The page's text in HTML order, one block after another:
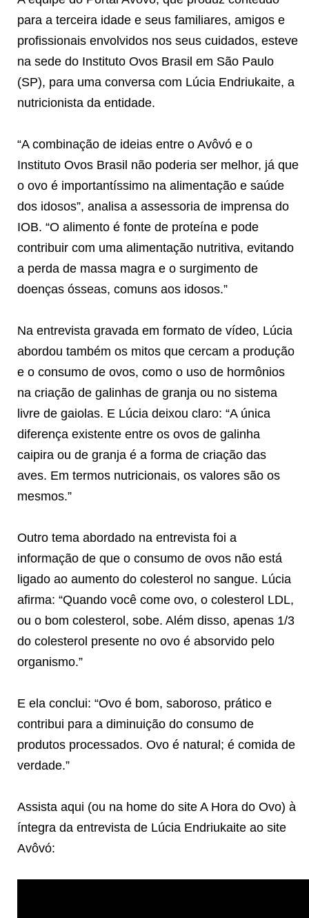
para a terceira idade e seus familiares, amigos e
profissionais envolvidos nos seus cuidados, esteve
na sede do Instituto Ovos Brasil em São Paulo
(SP), para uma conversa com Lúcia Endriukaite, a
nutricionista da entidade.
“A combinação de ideias entre o Avôvó e o
Instituto Ovos Brasil não poderia ser melhor, já que
o ovo é importantíssimo na alimentação e saúde
dos idosos”, analisa a assessoria de imprensa do
IOB. “O alimento é fonte de proteína e pode
contribuir com uma alimentação nutritiva, evitando
a perda de massa magra e o surgimento de
doenças ósseas, comuns aos idosos.”
Na entrevista gravada em formato de vídeo, Lúcia
abordou também os mitos que cercam a produção
e o consumo de ovos, como o uso de hormônios
na criação de galinhas de granja ou no sistema
livre de gaiolas. E Lúcia deixou claro: “A única
diferença existente entre os ovos de galinha
caipira ou de granja é a forma de criação das
aves. Em termos nutricionais, os valores são os
mesmos.”
Outro tema abordado na entrevista foi a
informação de que o consumo de ovos não está
ligado ao aumento do colesterol no sangue. Lúcia
afirma: “Quando você come ovo, o colesterol LDL,
ou o bom colesterol, sobe. Além disso, apenas 1/3
do colesterol presente no ovo é absorvido pelo
organismo.”
E ela conclui: “Ovo é bom, saboroso, prático e
contribui para a diminuição do consumo de
produtos processados. Ovo é natural; é comida de
verdade.”
Assista aqui (ou na home do site A Hora do Ovo) à
íntegra da entrevista de Lúcia Endriukaite ao site
Avôvó: